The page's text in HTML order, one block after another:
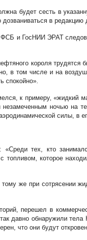
будет сесть в
в редакцию
и ГосНИИ ЭРАТ
короля
в том числе и на
спокойно».
к примеру, «жидкий
ночью на
силы, в
тех, кто
топливом, которое
же при сотрясении
перешел в
давно обнаружили
что они будут